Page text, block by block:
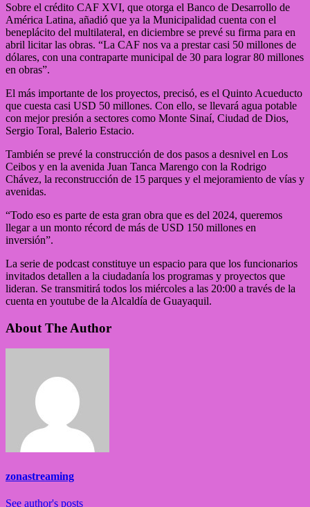
Sobre el crédito CAF XVI, que otorga el Banco de Desarrollo de
América Latina, añadió que ya la Municipalidad cuenta con el
beneplácito del multilateral, en diciembre se prevé su firma para en
abril licitar las obras. “La CAF nos va a prestar casi 50 millones de
dólares, con una contraparte municipal de 30 para lograr 80 millones
en obras”.
El más importante de los proyectos, precisó, es el Quinto Acueducto
que cuesta casi USD 50 millones. Con ello, se llevará agua potable
con mejor presión a sectores como Monte Sinaí, Ciudad de Dios,
Sergio Toral, Balerio Estacio.
También se prevé la construcción de dos pasos a desnivel en Los
Ceibos y en la avenida Juan Tanca Marengo con la Rodrigo
Chávez, la reconstrucción de 15 parques y el mejoramiento de vías y
avenidas.
“Todo eso es parte de esta gran obra que es del 2024, queremos
llegar a un monto récord de más de USD 150 millones en
inversión”.
La serie de podcast constituye un espacio para que los funcionarios
invitados detallen a la ciudadanía los programas y proyectos que
lideran. Se transmitirá todos los miércoles a las 20:00 a través de la
cuenta en youtube de la Alcaldía de Guayaquil.
About The Author
zonastreaming
See author's posts